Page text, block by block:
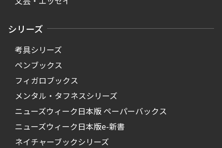
シリーズ
考具シリーズ
ペンブックス
フィガロブックス
メンタル・タフネスシリーズ
ニューズウィーク日本版 ペーパーバックス
ニューズウィーク日本版e-新書
ネイチャーブックシリーズ